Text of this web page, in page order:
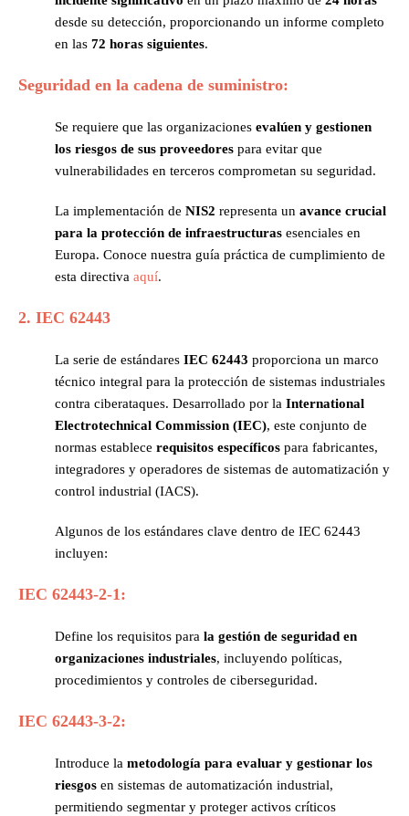
desde su detección, proporcionando un informe completo
en las 72 horas siguientes.
Seguridad en la cadena de suministro:
Se requiere que las organizaciones evalúen y gestionen
los riesgos de sus proveedores para evitar que
vulnerabilidades en terceros comprometan su seguridad.
La implementación de NIS2 representa un avance crucial
para la protección de infraestructuras esenciales en
Europa. Conoce nuestra guía práctica de cumplimiento de
esta directiva aquí.
2. IEC 62443
La serie de estándares IEC 62443 proporciona un marco
técnico integral para la protección de sistemas industriales
contra ciberataques. Desarrollado por la International
Electrotechnical Commission (IEC), este conjunto de
normas establece requisitos específicos para fabricantes,
integradores y operadores de sistemas de automatización y
control industrial (IACS).
Algunos de los estándares clave dentro de IEC 62443
incluyen:
IEC 62443-2-1:
Define los requisitos para la gestión de seguridad en
organizaciones industriales, incluyendo políticas,
procedimientos y controles de ciberseguridad.
IEC 62443-3-2:
Introduce la metodología para evaluar y gestionar los
riesgos en sistemas de automatización industrial,
permitiendo segmentar y proteger activos críticos